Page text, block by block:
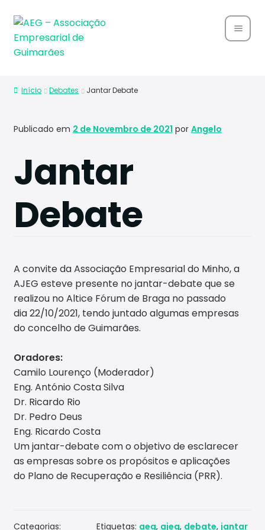
Conta
ctos
Início Debates Jantar Debate
Publicado em 2 de Novembro de 2021 por Angelo
Jantar
Debate
A convite da Associação Empresarial do Minho, a
AJEG esteve presente no jantar-debate que se
realizou no Altice Fórum de Braga no passado
dia 22/10/2021, tendo juntado algumas empresas
do concelho de Guimarães.
Oradores:
Camilo Lourenço (Moderador)
Eng. António Costa Silva
Dr. Ricardo Rio
Dr. Pedro Deus
Eng. Ricardo Costa
Um jantar-debate com o objetivo de esclarecer
as empresas sobre os propósitos e aplicações
do Plano de Recuperação e Resiliência (PRR).
Categorias:
Etiquetas: aeg, ajeg, debate, jantar